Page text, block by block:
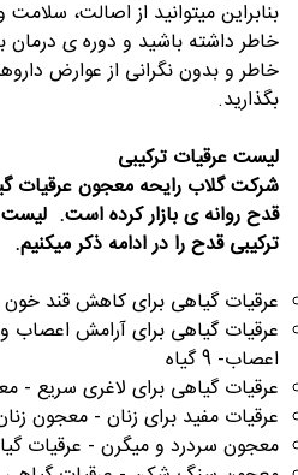
بنابراین میتوانید از اصالت،
خاطر داشته باشید و دوره ی درمان
خاطر و بدون نگرانی از عوارض
بگذارید.
لیست عرقیات ترکیبی
شرکت گلاب رایحه معجون عرقیات
قدح روانه ی بازار کرده است.
ترکیبی قدح را در ادامه ذکر میکنیم.
عرقیات گیاهی برای کاهش قند
عرقیات گیاهی برای آرامش
اعصاب- 9 گیاه
عرقیات گیاهی برای لاغری سریع -
عرقیات مفید برای زنان - معجون
معجون سردرد و میگرن - عرقیات